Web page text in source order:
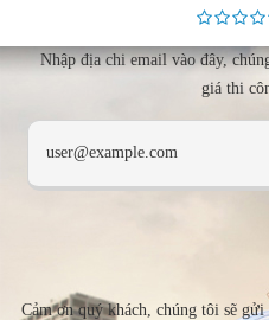
Nhập địa chi email vào đây,
giá thi
Cảm ơn quý khách, chúng tôi sẽ